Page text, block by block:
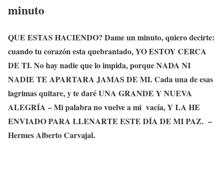
minuto
QUE ESTAS HACIENDO? Dame un minuto, quiero decirte:
cuando tu corazón esta quebrantado, YO ESTOY CERCA
DE TI. No hay nadie que lo impida, porque NADA NI
NADIE TE APARTARA JAMAS DE MI. Cada una de esas
lagrimas quitare, y te daré UNA GRANDE Y NUEVA
ALEGRÍA – Mi palabra no vuelve a mi vacía, Y LA HE
ENVIADO PARA LLENARTE ESTE DÍA DE MI PAZ. –
Hermes Alberto Carvajal.